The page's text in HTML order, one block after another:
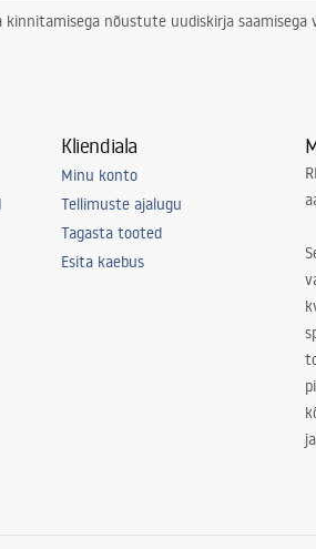
kinnitamisega nõustute uudiskirja saamisega
Kliendiala
Minu konto
Tellimuste ajalugu
Tagasta tooted
Esita kaebus